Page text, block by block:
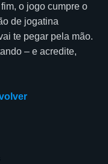
o jogo cumpre o
de jogatina
te pegar pela mão.
– e acredite,